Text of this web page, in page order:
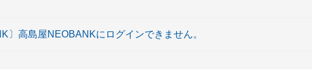
〕高島屋NEOBANKにログインできません。